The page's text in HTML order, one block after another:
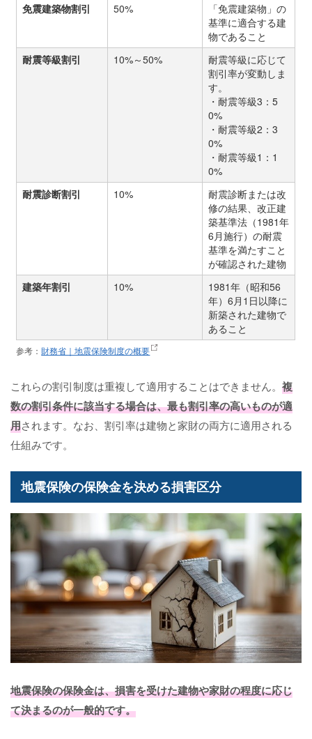
免震建築物割引
50%
「免震建築物」の
基準に適合する建
物であること
耐震等級割引
10%～50%
耐震等級に応じて
割引率が変動しま
す。
・耐震等級3：5
0%
・耐震等級2：3
0%
・耐震等級1：1
0%
耐震診断割引
10%
耐震診断または改
修の結果、改正建
築基準法（1981年
6月施行）の耐震
基準を満たすこと
が確認された建物
建築年割引
10%
1981年（昭和56
年）6月1日以降に
新築された建物で
あること
参考：財務省｜地震保険制度の概要
これらの割引制度は重複して適用することはできません。 複
数の割引条件に該当する場合は、最も割引率の高いものが適
用されます。なお、割引率は建物と家財の両方に適用される
仕組みです。
地震保険の保険金を決める損害区分
地震保険の保険金は、損害を受けた建物や家財の程度に応じ
て決まるのが一般的です。